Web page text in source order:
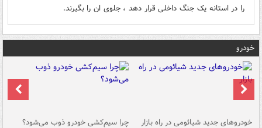
را در استانه یک جنگ داخلی قرار دهد ، جلوی ان را بگیرند.
خودرو
خودروهای جدید شیائومی در راه بازار چرا سیم‌کشی خودرو ذوب می‌شود؟